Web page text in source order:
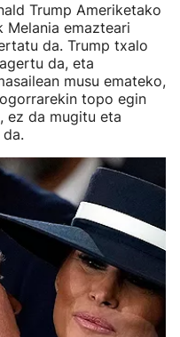
Trump Ameriketako
Melania emazteari
da. Trump txalo
da, eta
musu emateko,
topo egin
ez da mugitu eta